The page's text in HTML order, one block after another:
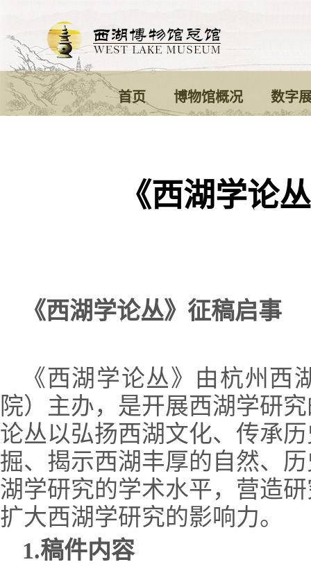
首页 博物馆概况 数字
《西湖学论
《西湖学论丛》征稿启事
《西湖学论丛》由杭州
院）主办，是开展西湖学研
论丛以弘扬西湖文化、传承
掘、揭示西湖丰厚的自然、
湖学研究的学术水平，营造
扩大西湖学研究的影响力。
1.稿件内容